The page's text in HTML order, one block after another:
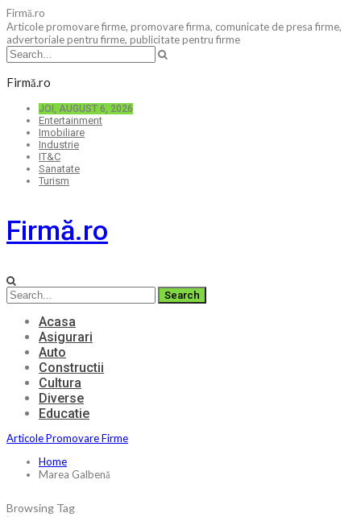
Firmă.ro
Articole promovare firme, promovare firma, comunicate de presa firme,
advertoriale pentru firme, publicitate pentru firme
Firmă.ro
JOI, AUGUST 6, 2026
Entertainment
Imobiliare
Industrie
IT&C
Sanatate
Turism
Firmă.ro
Acasa
Asigurari
Auto
Constructii
Cultura
Diverse
Educatie
Articole Promovare Firme
Home
Marea Galbenă
Browsing Tag